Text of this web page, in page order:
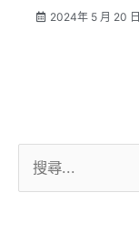
逾十萬元獎學金
2024年 5 月 20 日
尋